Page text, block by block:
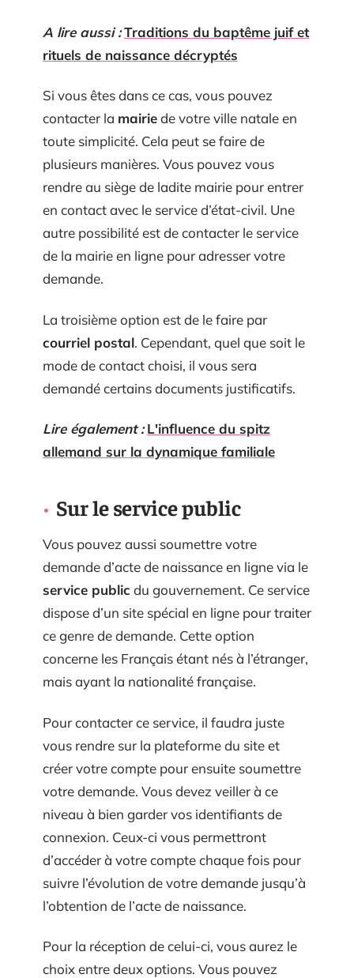
A lire aussi :Traditions du baptême juif et
rituels de naissance décryptés
Si vous êtes dans ce cas, vous pouvez
contacter la mairiede votre ville natale en
toute simplicité. Cela peut se faire de
plusieurs manières. Vous pouvez vous
rendre au siège de ladite mairie pour entrer
en contact avec le service d’état-civil. Une
autre possibilité est de contacter le service
de la mairie en ligne pour adresser votre
demande.
La troisième option est de le faire par
courriel postal. Cependant, quel que soit le
mode de contact choisi, il vous sera
demandé certains documents justificatifs.
Lire également : L'influence du spitz
allemand sur la dynamique familiale
Sur le service public
Vous pouvez aussi soumettre votre
demande d’acte de naissance en ligne via le
service public du gouvernement. Ce service
dispose d’un site spécial en ligne pour traiter
ce genre de demande. Cette option
concerne les Français étant nés à l’étranger,
mais ayant la nationalité française.
Pour contacter ce service, il faudra juste
vous rendre sur la plateforme du site et
créer votre compte pour ensuite soumettre
votre demande. Vous devez veiller à ce
niveau à bien garder vos identifiants de
connexion. Ceux-ci vous permettront
d’accéder à votre compte chaque fois pour
suivre l’évolution de votre demande jusqu’à
l’obtention de l’acte de naissance.
Pour la réception de celui-ci, vous aurez le
choix entre deux options. Vous pouvez